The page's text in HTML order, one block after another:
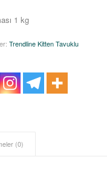
1 kg
Trendline Kitten Tavuklu
(0)